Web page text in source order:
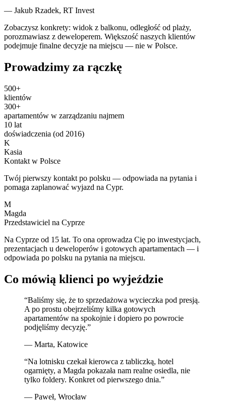
— Jakub Rzadek, RT Invest
Zobaczysz konkrety: widok z balkonu, odległość od plaży,
porozmawiasz z deweloperem. Większość naszych klientów
podejmuje finalne decyzje na miejscu — nie w Polsce.
Prowadzimy za rączkę
500+
klientów
300+
apartamentów w zarządzaniu najmem
10 lat
doświadczenia (od 2016)
K
Kasia
Kontakt w Polsce
Twój pierwszy kontakt po polsku — odpowiada na pytania i
pomaga zaplanować wyjazd na Cypr.
M
Magda
Przedstawiciel na Cyprze
Na Cyprze od 15 lat. To ona oprowadza Cię po inwestycjach,
prezentacjach u deweloperów i gotowych apartamentach — i
odpowiada po polsku na pytania na miejscu.
Co mówią klienci po wyjeździe
“Baliśmy się, że to sprzedażowa wycieczka pod presją.
A po prostu obejrzeliśmy kilka gotowych
apartamentów na spokojnie i dopiero po powrocie
podjęliśmy decyzję.”
— Marta, Katowice
“Na lotnisku czekał kierowca z tabliczką, hotel
ogarnięty, a Magda pokazała nam realne osiedla, nie
tylko foldery. Konkret od pierwszego dnia.”
— Paweł, Wrocław